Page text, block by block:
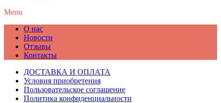
Menu
О нас
Новости
Отзывы
Контакты
ДОСТАВКА И ОПЛАТА
Условия приобретения
Пользовательское соглашение
Политика конфиденциальности